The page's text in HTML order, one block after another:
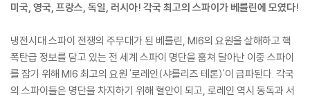
미국, 영국, 프랑스, 독일, 러시아! 각국 최고의 스파이가 베를린에 모였다!
냉전시대 스파이 전쟁의 주무대가 된 베를린, MI6의 요원을 살해하고 핵
폭탄급 정보를 담고 있는 전 세계 스파이 명단을 훔쳐 달아난 이중 스파이
를 잡기 위해 MI6 최고의 요원 '로레인(샤를리즈 테론)'이 급파된다. 각국
의 스파이들은 명단을 차지하기 위해 혈안이 되고, 로레인 역시 동독과 서